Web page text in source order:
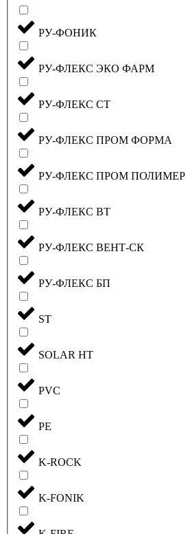
РУ-ФОНИК
РУ-ФЛЕКС ЭКО ФАРМ
РУ-ФЛЕКС СТ
РУ-ФЛЕКС ПРОМ ФОРМА
РУ-ФЛЕКС ПРОМ ПОЛИМЕР
РУ-ФЛЕКС ВТ
РУ-ФЛЕКС ВЕНТ-СК
РУ-ФЛЕКС БП
ST
SOLAR HT
PVC
PE
K-ROCK
K-FONIK